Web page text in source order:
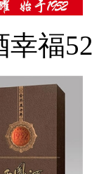
幸福52